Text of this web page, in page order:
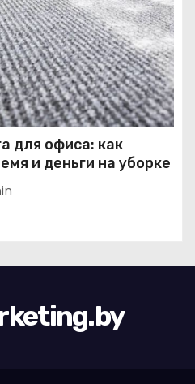
для офиса: как
и деньги на уборке